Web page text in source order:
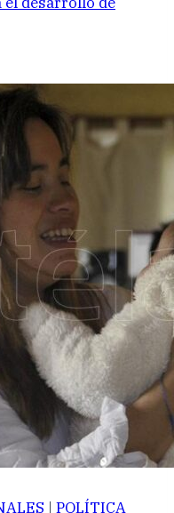
| POLÍTICA